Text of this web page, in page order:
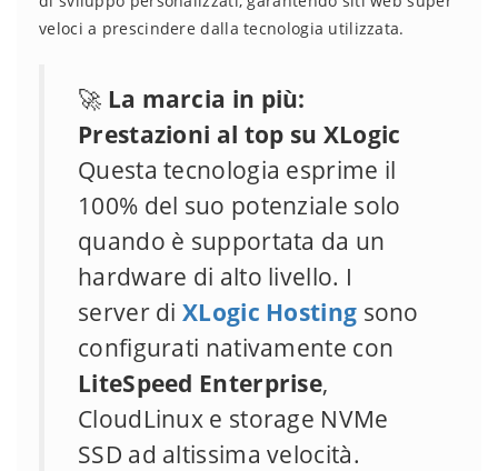
veloci a prescindere dalla tecnologia utilizzata.
🚀 La marcia in più:
Prestazioni al top su XLogic
Questa tecnologia esprime il
100% del suo potenziale solo
quando è supportata da un
hardware di alto livello. I
server diXLogic Hosting sono
configurati nativamente con
LiteSpeed Enterprise,
CloudLinux e storage NVMe
SSD ad altissima velocità.